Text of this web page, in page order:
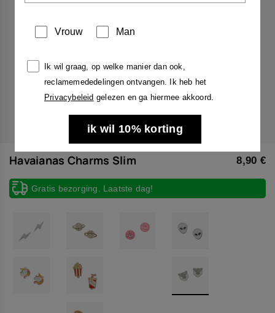
Havaianas Charms Slim 8,90 €
Gratis bezorging. Laatste dag!
Vrouw Man
Ik wil graag, op welke manier dan ook,
reclamemededelingen ontvangen. Ik heb het
Privacybeleid gelezen en ga hiermee akkoord.
ik wil 10% korting